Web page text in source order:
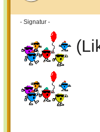
- Signatur -